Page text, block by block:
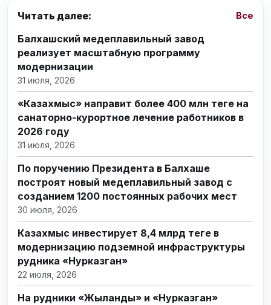
Читать далее: Все
Балхашский медеплавильный завод
реализует масштабную программу
модернизации
31 июля, 2026
«Казахмыс» направит более 400 млн теңге на
санаторно-курортное лечение работников в
2026 году
31 июля, 2026
По поручению Президента в Балхаше
построят новый медеплавильный завод с
созданием 1200 постоянных рабочих мест
30 июля, 2026
Казахмыс инвестирует 8,4 млрд теңге в
модернизацию подземной инфраструктуры
рудника «Нурказган»
22 июля, 2026
На рудники «Жыланды» и «Нурказган»